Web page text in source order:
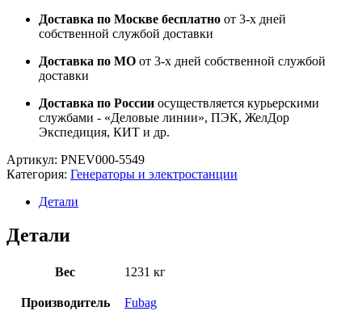
Доставка по Москве бесплатно от 3-х дней
собственной службой доставки
Доставка по МО от 3-х дней собственной службой
доставки
Доставка по России осуществляется курьерскими
службами - «Деловые линии», ПЭК, ЖелДор
Экспедиция, КИТ и др.
Артикул: PNEV000-5549
Категория: Генераторы и электростанции
Детали
Детали
Вес 1231 кг
Производитель Fubag